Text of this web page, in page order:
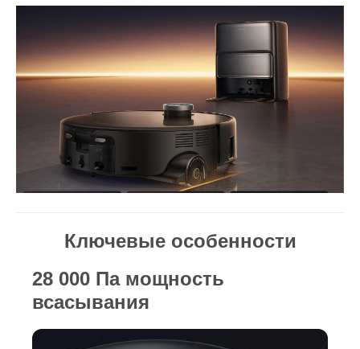
Ключевые особенности
28 000 Па мощность
всасывания